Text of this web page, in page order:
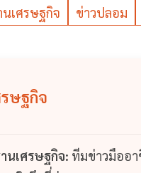
นเศรษฐกิจ ข่าวปลอม
ษฐกิจ
นเศรษฐกิจ: ทีมข่าวมืออา